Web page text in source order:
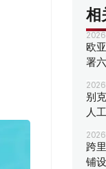
相
欧
署
别
人
跨
铺